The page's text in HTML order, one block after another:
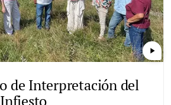
play_arrow
de Interpretación del